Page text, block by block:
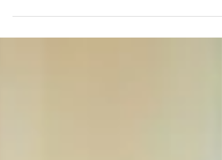
Um estudo realizado pela Organização